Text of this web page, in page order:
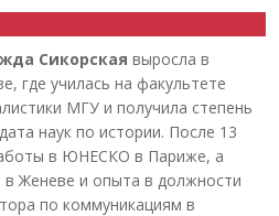
Сикорская выросла в
где училась на факультете
МГУ и получила степень
наук по истории. После 13
в ЮНЕСКО в Париже, а
в Женеве и опыта в должности
по коммуникациям в